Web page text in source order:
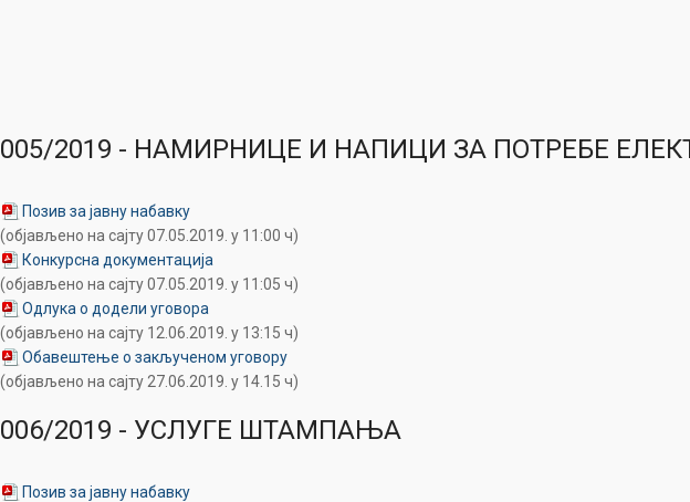
005/2019 - НАМИРНИЦЕ И НАПИЦИ ЗА ПОТРЕБЕ
Позив за јавну набавку
(објављено на сајту 07.05.2019. у 11:00 ч)
Конкурсна документација
(објављено на сајту 07.05.2019. у 11:05 ч)
Одлука о додели уговора
(објављено на сајту 12.06.2019. у 13:15 ч)
Обавештење о закљученом уговору
(објављено на сајту 27.06.2019. у 14.15 ч)
006/2019 - УСЛУГЕ ШТАМПАЊА
Позив за јавну набавку